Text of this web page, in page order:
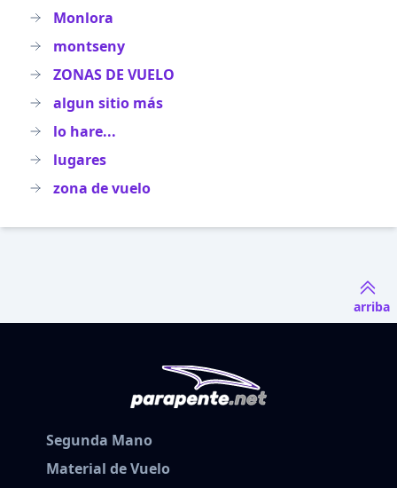
Monlora
montseny
ZONAS DE VUELO
algun sitio más
lo hare...
lugares
zona de vuelo
arriba
Segunda Mano
Material de Vuelo